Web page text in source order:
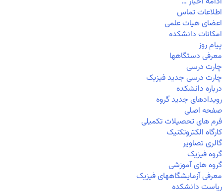
اطلاعات تماس
اعضای هیات علمی
امکانات دانشکده
پیام روز
معرفی دستگاهها
چارت درسی
چارت درسی جدید فیزیک
درباره دانشکده
رویدادهای جدید گروه
صفحه اصلی
فرم های تحصیلات تکمیلی
کارگاه الکتروتکنیک
گالری تصاویر
گروه فیزیک
گروه های آموزشی
معرفی آزمایشگاههای فیزیک
ریاست دانشکده